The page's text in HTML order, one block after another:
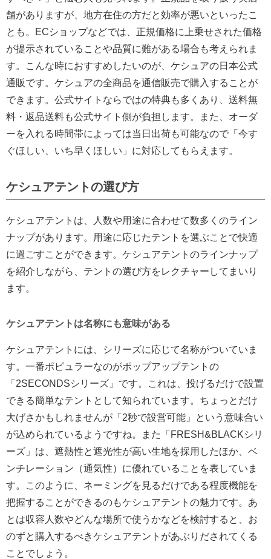
舗がありますが、地方在住の方だと効率が悪いといったこ
とも。ECショップなどでは、正規価格に上乗せされた価格
が提示されていることや品質に難がある場合も考えられま
す。こんな時におすすめしたいのが、ケシュアの日本公式
通販です。ケシュアの全商品を通信販売で購入することが
できます。公式サイトならではの特典も多くあり、送料無
料・返品送料も公式サイト側が負担します。また、オーダ
ーを入れる時間帯によっては当日出荷も可能なので「今す
ぐほしい、いち早くほしい」に対応してもらえます。
ケシュアテントの選び方
ケシュアテントは、人数や用途に合わせて数多くのライン
ナップがあります。用途に応じたテントを選ぶことで快適
に過ごすことができます。ケシュアテントのラインナップ
を紹介しながら、テントの選び方をレクチャーしてまいり
ます。
ケシュアテントは名称にも意味がある
ケシュアテントには、シリーズに応じて名称がついていま
す。一番ポピュラーなのがポップアップテントの
「2SECONDSシリーズ」です。これは、投げるだけで設置
できる簡単なテントとして知られています。ちょっとだけ
大げさかもしれませんが「2秒で設営可能」という意味合い
が込められているようですね。また「FRESH&BLACKシリ
ーズ」は、遮熱性と遮光性が高い生地を採用したほか、ベ
ンチレーション（通気性）に優れていることを表していま
す。このように、ネーミングを見るだけである程度機能を
把握することができるのもケシュアテントの魅力です。あ
とは収容人数やどんな場所で使うかなどを検討すると、お
のずと購入するべきケシュアテントがあぶりだされてくる
ことでしょう。